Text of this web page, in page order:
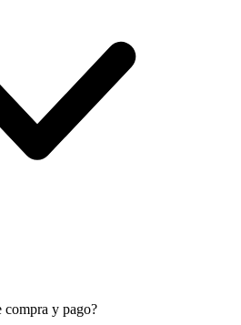
compra y pago?